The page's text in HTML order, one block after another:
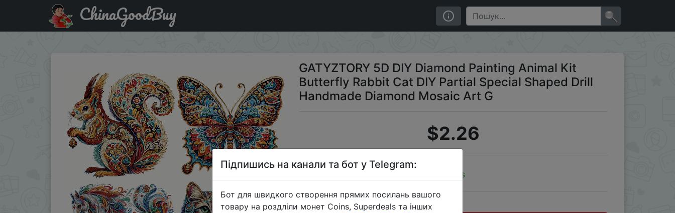
Придбати GATYZTORY 5D DIY Diamond Painting Animal Kit Butterfly Rabbit Cat DIY Partial Special Shaped Drill Handmade Diamond Mosaic Art G
ChinaGoodBuy
GATYZTORY 5D DIY Diamond Painting Animal Kit
Butterfly Rabbit Cat DIY Partial Special Shaped Drill
Handmade Diamond Mosaic Art G
$2.26
Coins
Підпишись на канали та бот у Telegram:
Бот для швидкого створення прямих посилань вашого
товару на роздліли монет Coins, Superdeals та інших